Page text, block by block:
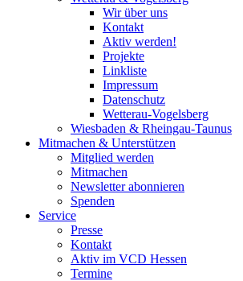
Wir über uns
Kontakt
Aktiv werden!
Projekte
Linkliste
Impressum
Datenschutz
Wetterau-Vogelsberg
Wiesbaden & Rheingau-Taunus
Mitmachen & Unterstützen
Mitglied werden
Mitmachen
Newsletter abonnieren
Spenden
Service
Presse
Kontakt
Aktiv im VCD Hessen
Termine